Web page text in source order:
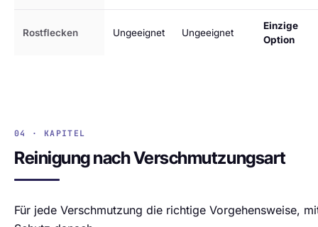
Rostflecken Ungeeignet Ungeeignet
Einzige
Option
04 · KAPITEL
Reinigung nach Verschmutzungsart
Für jede Verschmutzung die richtige Vorgehensweise,